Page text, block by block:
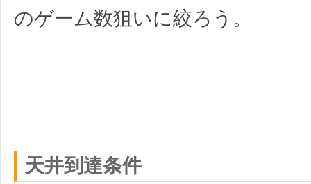
のゲーム数狙いに絞ろう。
天井到達条件